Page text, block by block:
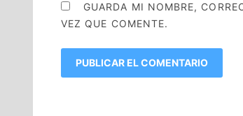
GUARDA MI NOMBRE,
VEZ QUE COMENTE.